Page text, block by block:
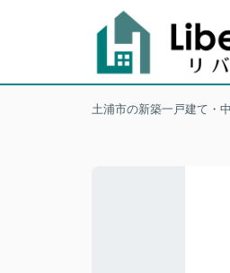
土浦市の新築一戸建て・